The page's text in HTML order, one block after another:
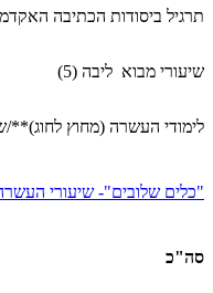
תרגיל ביסודות הכתיבה
שיעורי מבוא ליבה (5)
לימודי העשרה (מחוץ לחוג)**/
"כלים שלובים"- שיעורי
סה"כ